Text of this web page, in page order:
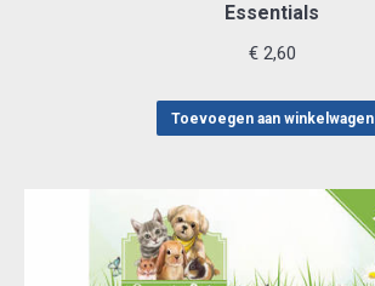
Essentials
€2,60
Toevoegen aan winkelwagen